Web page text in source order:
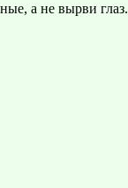
а не вырви глаз.